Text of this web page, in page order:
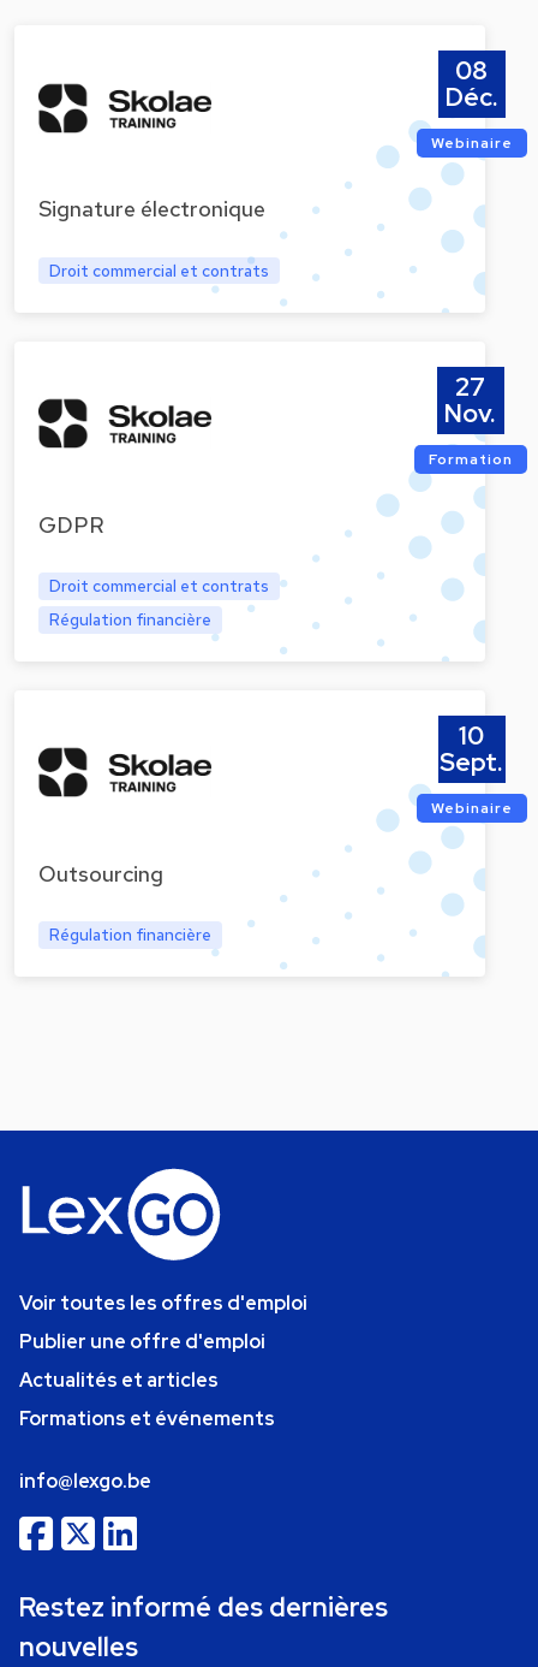
Signature électronique
Droit commercial et contrats
08
Déc.
Webinaire
GDPR
Droit commercial et contrats
Régulation financière
27
Nov.
Formation
Outsourcing
Régulation financière
10
Sept.
Webinaire
Voir toutes les offres d'emploi
Publier une offre d'emploi
Actualités et articles
Formations et événements
info@lexgo.be
Restez informé des dernières
nouvelles